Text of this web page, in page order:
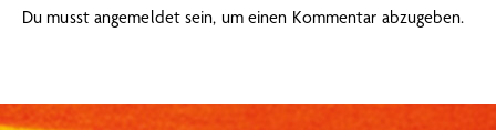
Du musst angemeldetsein, um einen Kommentar abzugeben.